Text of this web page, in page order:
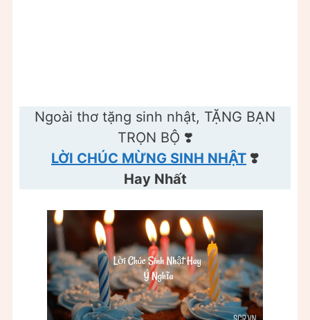
Ngoài thơ tặng sinh nhật, TẶNG BẠN
TRỌN BỘ ❣️
LỜI CHÚC MỪNG SINH NHẬT ❣️
Hay Nhất